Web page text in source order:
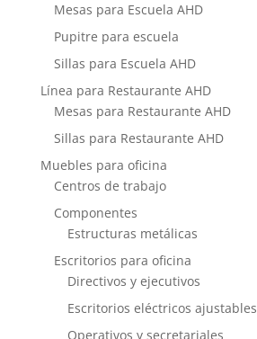
Mesas para Escuela AHD
Pupitre para escuela
Sillas para Escuela AHD
Línea para Restaurante AHD
Mesas para Restaurante AHD
Sillas para Restaurante AHD
Muebles para oficina
Centros de trabajo
Componentes
Estructuras metálicas
Escritorios para oficina
Directivos y ejecutivos
Escritorios eléctricos ajustables
Operativos y secretariales